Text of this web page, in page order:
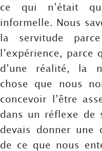
ce qui n’était
informelle. Nous
la servitude
l’expérience,
d’une réalité, la
chose que nous
concevoir l’être
dans un réflexe de
devais donner une
de ce que nous